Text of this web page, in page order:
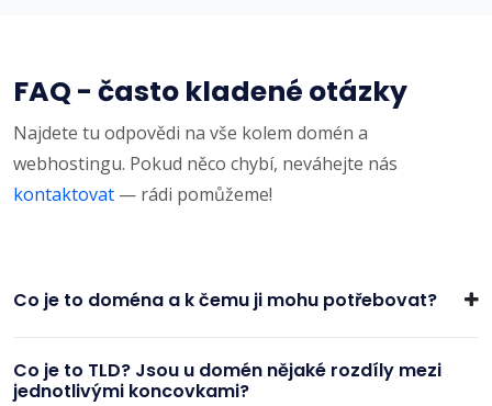
FAQ - často kladené otázky
Najdete tu odpovědi na vše kolem domén a
webhostingu. Pokud něco chybí, neváhejte nás
kontaktovat — rádi pomůžeme!
Co je to doména a k čemu ji mohu potřebovat?
Co je to TLD? Jsou u domén nějaké rozdíly mezi
jednotlivými koncovkami?